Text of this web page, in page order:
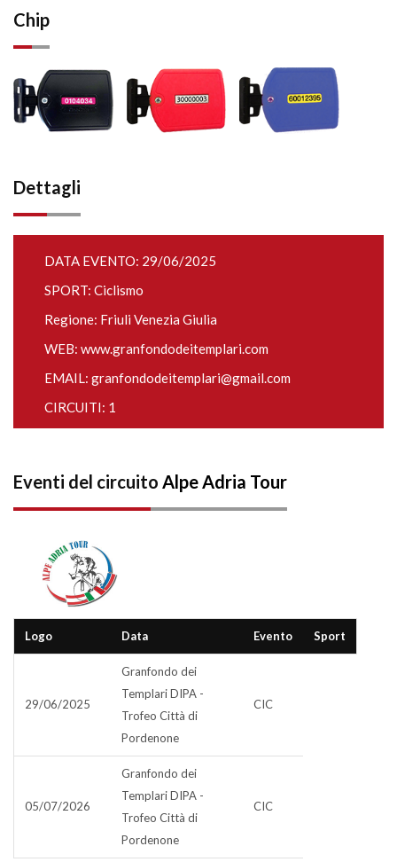
Chip
Dettagli
DATA EVENTO: 29/06/2025
SPORT: Ciclismo
Regione: Friuli Venezia Giulia
WEB: www.granfondodeitemplari.com
EMAIL: granfondodeitemplari@gmail.com
CIRCUITI: 1
Eventi del circuito Alpe Adria Tour
Logo Data Evento Sport
29/06/2025
Granfondo dei
Templari DIPA -
Trofeo Città di
Pordenone
CIC
05/07/2026
Granfondo dei
Templari DIPA -
Trofeo Città di
Pordenone
CIC